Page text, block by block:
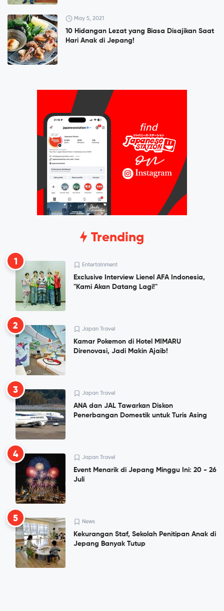
May 5, 2021
10 Hidangan Lezat yang Biasa Disajikan Saat
Hari Anak di Jepang!
Trending
1 Entertainment
Exclusive Interview Lienel AFA Indonesia,
"Kami Akan Datang Lagi!"
2 Japan Travel
Kamar Pokemon di Hotel MIMARU
Direnovasi, Jadi Makin Ajaib!
3 Japan Travel
ANA dan JAL Tawarkan Diskon
Penerbangan Domestik untuk Turis Asing
4 Japan Travel
Event Menarik di Jepang Minggu Ini: 20 - 26
Juli
5 News
Kekurangan Staf, Sekolah Penitipan Anak di
Jepang Banyak Tutup